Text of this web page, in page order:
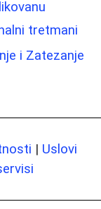
tretmani
i Zatezanje
| Uslovi